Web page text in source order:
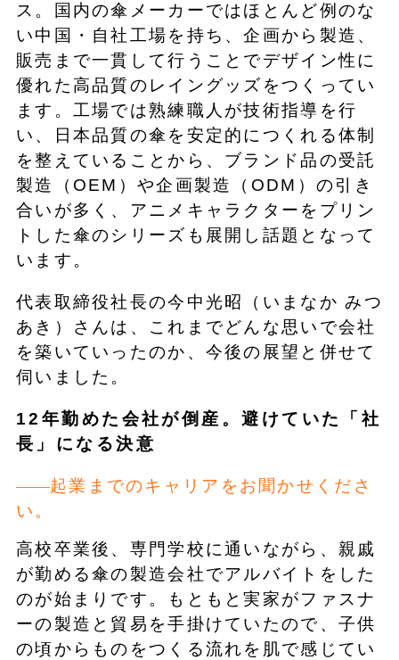
ス。国内の傘メーカーではほとんど例のな
い中国・自社工場を持ち、企画から製造、
販売まで一貫して行うことでデザイン性に
優れた高品質のレイングッズをつくってい
ます。工場では熟練職人が技術指導を行
い、日本品質の傘を安定的につくれる体制
を整えていることから、ブランド品の受託
製造（OEM）や企画製造（ODM）の引き
合いが多く、アニメキャラクターをプリン
トした傘のシリーズも展開し話題となって
います。
代表取締役社長の今中光昭（いまなか みつ
あき）さんは、これまでどんな思いで会社
を築いていったのか、今後の展望と併せて
伺いました。
12年勤めた会社が倒産。避けていた「社
長」になる決意
起業までのキャリアをお聞かせくださ
い。
高校卒業後、専門学校に通いながら、親戚
が勤める傘の製造会社でアルバイトをした
のが始まりです。もともと実家がファスナ
ーの製造と貿易を手掛けていたので、子供
の頃からものをつくる流れを肌で感じてい